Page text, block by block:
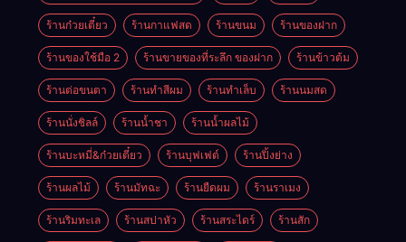
ร้านก๋วยเตี๋ยว ร้านกาแฟสด ร้านขนม ร้านของฝาก
ร้านของใช้มือ 2 ร้านขายของที่ระลึก ของฝาก ร้านข้าวต้ม
ร้านต่อขนตา ร้านทำสีผม ร้านทำเล็บ ร้านนมสด
ร้านนั่งชิลล์ ร้านน้ำชา ร้านน้ำผลไม้
ร้านบะหมี่&ก๋วยเตี๋ยว ร้านบุฟเฟต์ ร้านปิ้งย่าง
ร้านผลไม้ ร้านมัทฉะ ร้านยืดผม ร้านราเมง
ร้านริมทะเล ร้านสปาหัว ร้านสระไดร์ ร้านสัก